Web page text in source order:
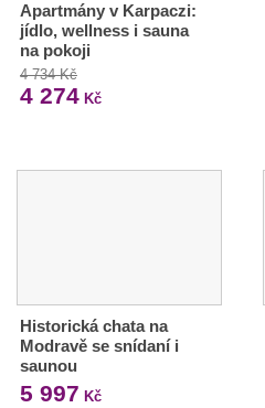
Apartmány v Karpaczi:
jídlo, wellness i sauna
na pokoji
4 734 Kč
4 274 Kč
Historická chata na
Modravě se snídaní i
saunou
5 997 Kč